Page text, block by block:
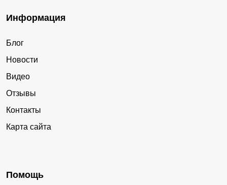
Информация
Блог
Новости
Видео
Отзывы
Контакты
Карта сайта
Помощь